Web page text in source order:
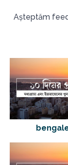
Așteptăm